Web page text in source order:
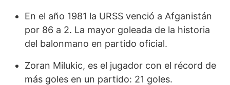
En el año 1981 la URSS venció a Afganistán
por 86 a 2. La mayor goleada de la historia
del balonmano en partido oficial.
Zoran Milukic, es el jugador con el récord de
más goles en un partido: 21 goles.